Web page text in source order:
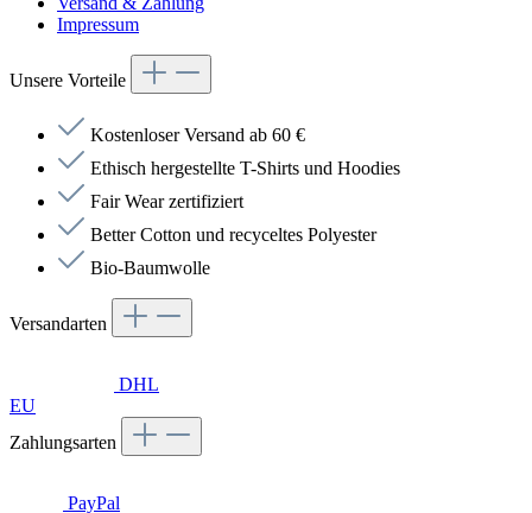
Impressum
Unsere Vorteile
Kostenloser Versand ab 60 €
Ethisch hergestellte T-Shirts und Hoodies
Fair Wear zertifiziert
Better Cotton und recyceltes Polyester
Bio-Baumwolle
Versandarten
DHL
EU
Zahlungsarten
PayPal